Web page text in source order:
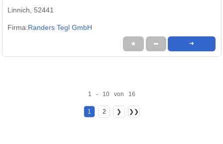
Linnich, 52441
Firma:Randers Tegl GmbH
★ ➦ ➜
1 - 10 von 16
1 2 ❯ ❯❯